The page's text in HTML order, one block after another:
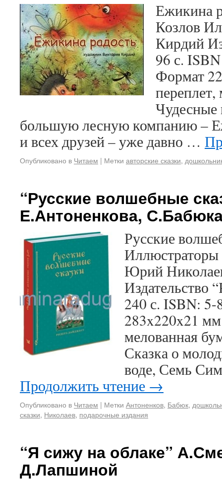
Ежикина
Козлов
Кирдий
96 с.
Формат
переплет,
Чудесные
большую лесную компанию –
и всех друзей – уже давно …
Опубликовано в Читаем | Метки авторские сказки,
“Русские волшебные
Е.Антоненкова,
Русские
Иллюстраторы
Юрий
Издательство
240 с. ISBN:
283x220x21
мелованная
Сказка о
воде, Семь
Продолжить чтение →
Опубликовано в Читаем | Метки Антоненков, Бабюк,
сказки, Николаев, подарочные издания
“Я сижу на облаке”
Д.Лапшиной